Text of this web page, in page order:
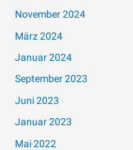
November 2024
März 2024
Januar 2024
September 2023
Juni 2023
Januar 2023
Mai 2022